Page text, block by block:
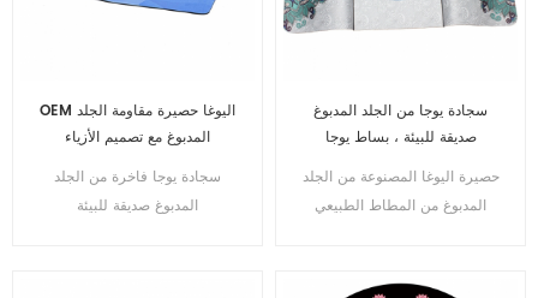
OEM اليوغا حصيرة مقاومة الجلد
المدبوغ مع تصميم الأزياء
سجادة يوجا فاخرة من الجلد
المدبوغ صديقة للبيئة
سجادة يوجا من الجلد المدبوغ
صديقة للبيئة ، بساط يوجا
حصيرة اليوغا المصنوعة من الجلد
المدبوغ من المطاط الطبيعي